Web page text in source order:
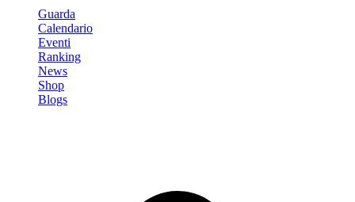
Guarda
Calendario
Eventi
Ranking
News
Shop
Blogs